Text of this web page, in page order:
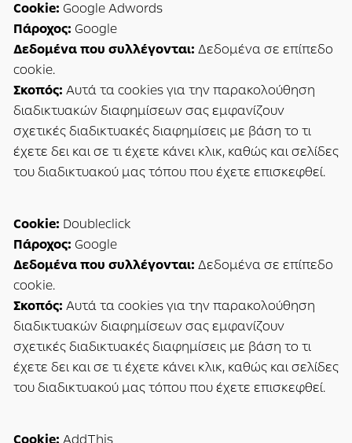
Cookie: Google Adwords
Πάροχος: Google
Δεδομένα που συλλέγονται: Δεδομένα σε επίπεδο
cookie.
Σκοπός: Αυτά τα cookies για την παρακολούθηση
διαδικτυακών διαφημίσεων σας εμφανίζουν
σχετικές διαδικτυακές διαφημίσεις με βάση το τι
έχετε δει και σε τι έχετε κάνει κλικ, καθώς και σελίδες
του διαδικτυακού μας τόπου που έχετε επισκεφθεί.
Cookie: Doubleclick
Πάροχος: Google
Δεδομένα που συλλέγονται: Δεδομένα σε επίπεδο
cookie.
Σκοπός: Αυτά τα cookies για την παρακολούθηση
διαδικτυακών διαφημίσεων σας εμφανίζουν
σχετικές διαδικτυακές διαφημίσεις με βάση το τι
έχετε δει και σε τι έχετε κάνει κλικ, καθώς και σελίδες
του διαδικτυακού μας τόπου που έχετε επισκεφθεί.